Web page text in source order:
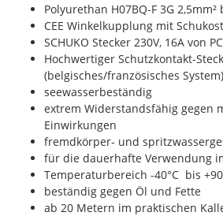
Polyurethan H07BQ-F 3G 2,5mm²
CEE Winkelkupplung mit
SCHUKO Stecker 230V, 16A von
Hochwertiger Schutzkontakt-
(belgisches/französisches System)
seewasserbeständig
extrem Widerstandsfähig gegen
Einwirkungen
fremdkörper- und
für die dauerhafte Verwendung
Temperaturbereich -40°C bis
beständig gegen Öl und Fette
ab 20 Metern im praktischen